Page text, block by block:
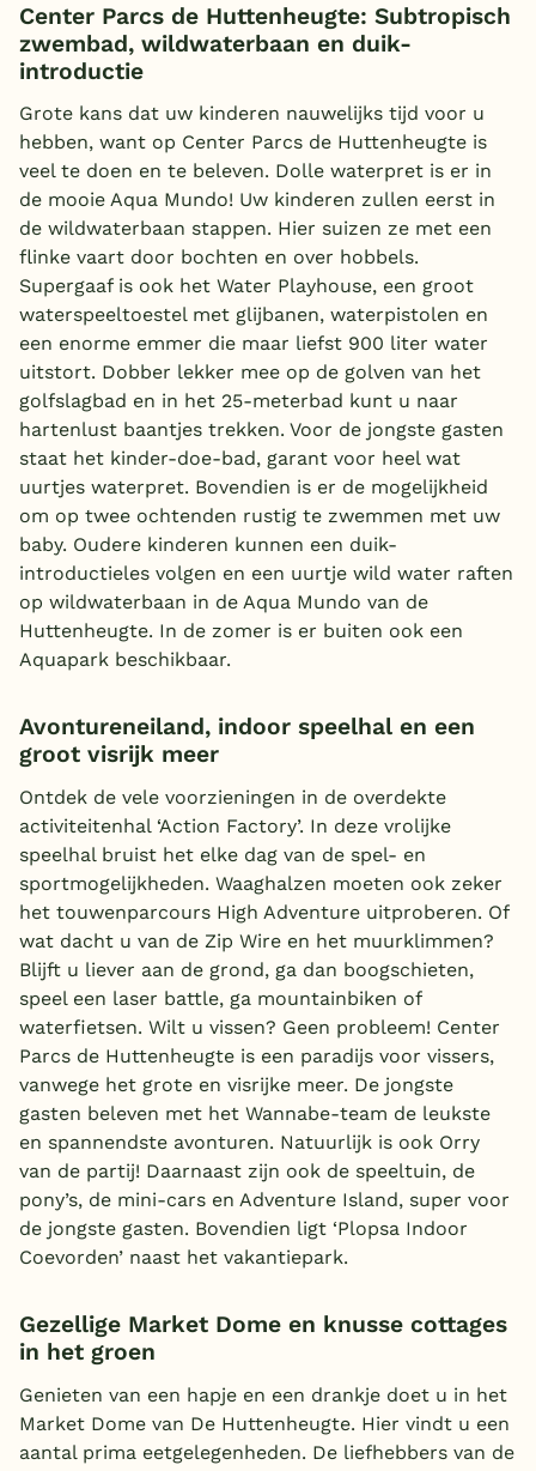
Center Parcs de Huttenheugte: Subtropisch
zwembad, wildwaterbaan en duik-
introductie
Grote kans dat uw kinderen nauwelijks tijd voor u
hebben, want op Center Parcs de Huttenheugte is
veel te doen en te beleven. Dolle waterpret is er in
de mooie Aqua Mundo! Uw kinderen zullen eerst in
de wildwaterbaan stappen. Hier suizen ze met een
flinke vaart door bochten en over hobbels.
Supergaaf is ook het Water Playhouse, een groot
waterspeeltoestel met glijbanen, waterpistolen en
een enorme emmer die maar liefst 900 liter water
uitstort. Dobber lekker mee op de golven van het
golfslagbad en in het 25-meterbad kunt u naar
hartenlust baantjes trekken. Voor de jongste gasten
staat het kinder-doe-bad, garant voor heel wat
uurtjes waterpret. Bovendien is er de mogelijkheid
om op twee ochtenden rustig te zwemmen met uw
baby. Oudere kinderen kunnen een duik-
introductieles volgen en een uurtje wild water raften
op wildwaterbaan in de Aqua Mundo van de
Huttenheugte. In de zomer is er buiten ook een
Aquapark beschikbaar.
Avontureneiland, indoor speelhal en een
groot visrijk meer
Ontdek de vele voorzieningen in de overdekte
activiteitenhal ‘Action Factory’. In deze vrolijke
speelhal bruist het elke dag van de spel- en
sportmogelijkheden. Waaghalzen moeten ook zeker
het touwenparcours High Adventure uitproberen. Of
wat dacht u van de Zip Wire en het muurklimmen?
Blijft u liever aan de grond, ga dan boogschieten,
speel een laser battle, ga mountainbiken of
waterfietsen. Wilt u vissen? Geen probleem! Center
Parcs de Huttenheugte is een paradijs voor vissers,
vanwege het grote en visrijke meer. De jongste
gasten beleven met het Wannabe-team de leukste
en spannendste avonturen. Natuurlijk is ook Orry
van de partij! Daarnaast zijn ook de speeltuin, de
pony’s, de mini-cars en Adventure Island, super voor
de jongste gasten. Bovendien ligt ‘Plopsa Indoor
Coevorden’ naast het vakantiepark.
Gezellige Market Dome en knusse cottages
in het groen
Genieten van een hapje en een drankje doet u in het
Market Dome van De Huttenheugte. Hier vindt u een
aantal prima eetgelegenheden. De liefhebbers van de